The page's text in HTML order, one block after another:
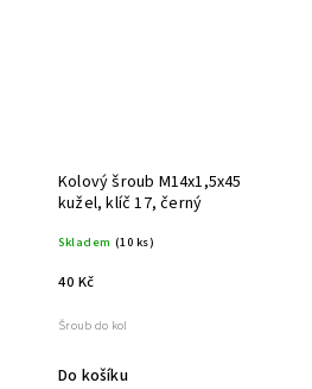
Kolový šroub M14x1,5x45
kužel, klíč 17, černý
Skladem (10 ks)
40 Kč
Do košíku
Šroub do kol